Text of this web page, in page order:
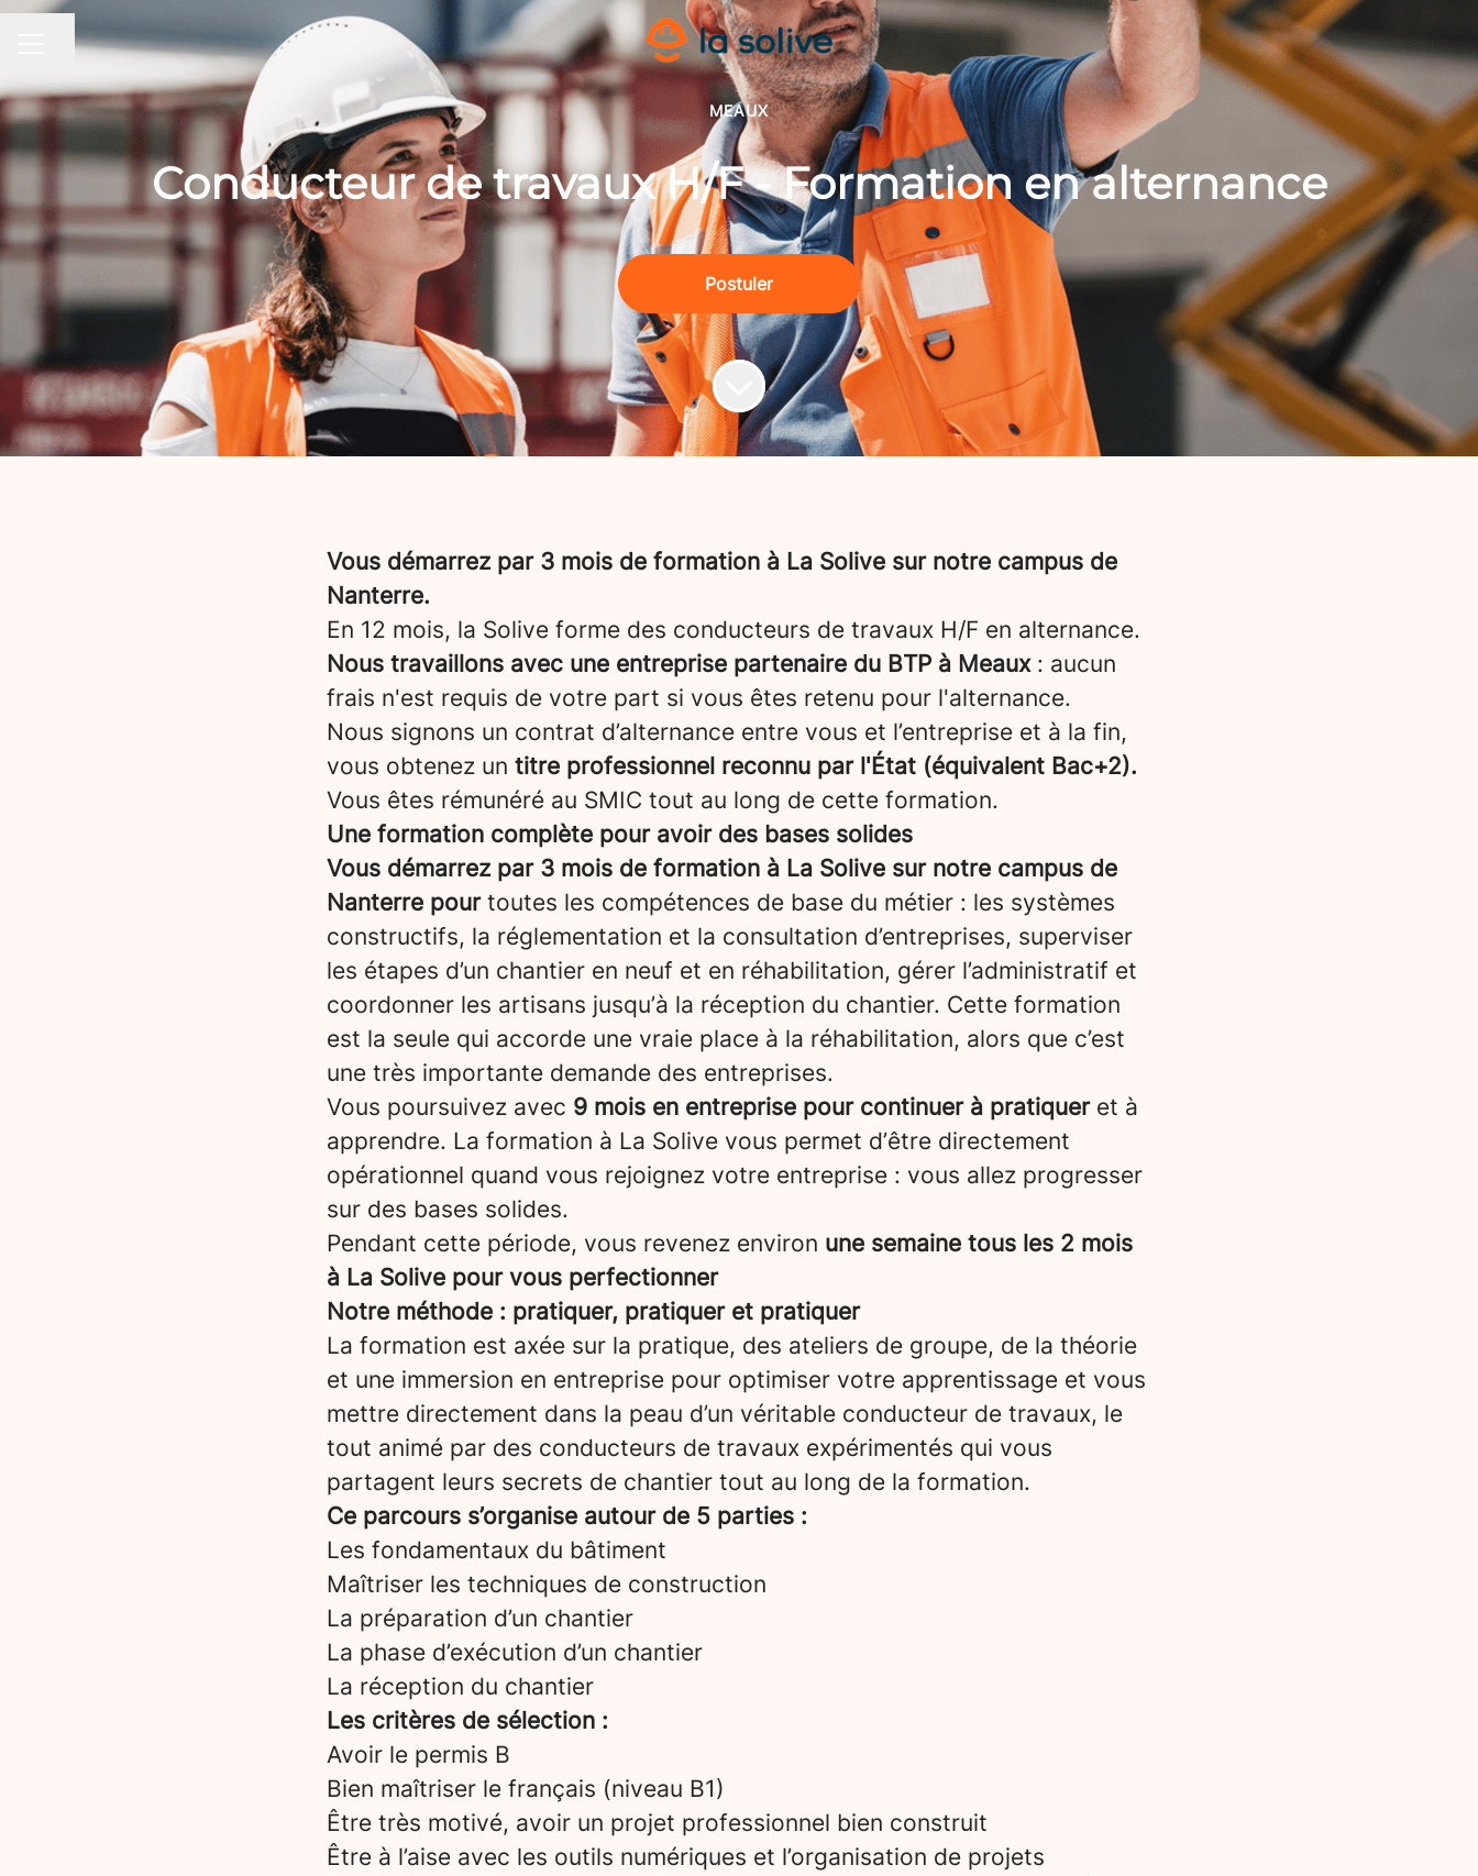
MENU CARRIÈRE
Partager la page
MEAUX
Conducteur de travaux H/F - Formation en alternance
Postuler
Vous démarrez par 3 mois de formation à La Solive sur notre campus de
Nanterre.
En 12 mois, la Solive forme des conducteurs de travaux H/F en alternance.
Nous travaillons avec une entreprise partenaire du BTP à Meaux: aucun
frais n'est requis de votre part si vous êtes retenu pour l'alternance.
Nous signons un contrat d’alternance entre vous et l’entreprise et à la fin,
vous obtenez un titre professionnel reconnu par l'État (équivalent Bac+2).
Vous êtes rémunéré au SMIC tout au long de cette formation.
Une formation complète pour avoir des bases solides
Vous démarrez par 3 mois de formation à La Solive sur notre campus de
Nanterre pourtoutes les compétences de base du métier : les systèmes
constructifs, la réglementation et la consultation d’entreprises, superviser
les étapes d’un chantier en neuf et en réhabilitation, gérer l’administratif et
coordonner les artisans jusqu’à la réception du chantier. Cette formation
est la seule qui accorde une vraie place à la réhabilitation, alors que c’est
une très importante demande des entreprises.
Vous poursuivez avec 9 mois en entreprise pour continuer à pratiqueret à
apprendre. La formation à La Solive vous permet d’être directement
opérationnel quand vous rejoignez votre entreprise : vous allez progresser
sur des bases solides.
Pendant cette période, vous revenez environ une semaine tous les 2 mois
à La Solive pour vous perfectionner
Notre méthode : pratiquer, pratiquer et pratiquer
La formation est axée sur la pratique, des ateliers de groupe, de la théorie
et une immersion en entreprise pour optimiser votre apprentissage et vous
mettre directement dans la peau d’un véritable conducteur de travaux, le
tout animé par des conducteurs de travaux expérimentés qui vous
partagent leurs secrets de chantier tout au long de la formation.
Ce parcours s’organise autour de 5 parties :
Les fondamentaux du bâtiment
Maîtriser les techniques de construction
La préparation d’un chantier
La phase d’exécution d’un chantier
La réception du chantier
Les critères de sélection :
Avoir le permis B
Bien maîtriser le français (niveau B1)
Être très motivé, avoir un projet professionnel bien construit
Être à l’aise avec les outils numériques et l’organisation de projets